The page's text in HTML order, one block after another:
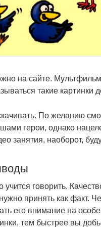
на сайте.
такие
По желанию
герои, однако
занятия, наоборот,
говорить.
нужно принять как
его внимание на
тем быстрее вы